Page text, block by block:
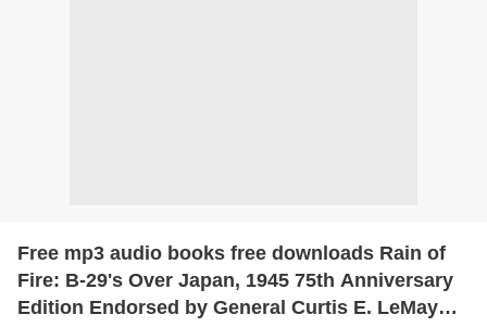
Free mp3 audio books free downloads Rain of
Fire: B-29's Over Japan, 1945 75th Anniversary
Edition Endorsed by General Curtis E. LeMay